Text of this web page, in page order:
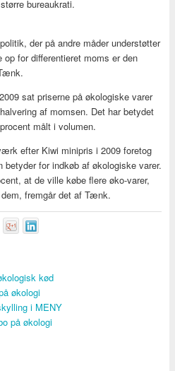
bureaukrati.
der på andre måder understøtter
for differentieret moms er den
sat priserne på økologiske varer
af momsen. Det har betydet
målt i volumen.
efter Kiwi minipris i 2009 foretog
betyder for indkøb af økologiske varer.
at de ville købe flere øko-varer,
fremgår det af Tænk.
kød
økologi
i MENY
på økologi